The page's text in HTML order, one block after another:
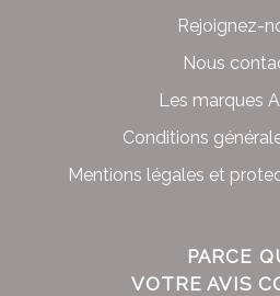
Rejoignez-
Nous
Les marques
Conditions
Mentions légales et
PARCE
VOTRE AVIS